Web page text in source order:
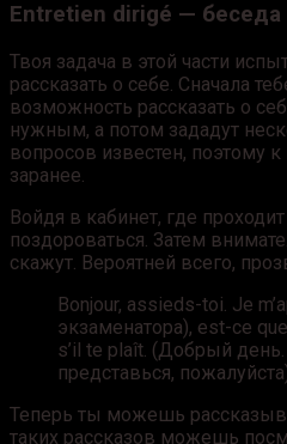
Entretien dirigé — беседа
Твоя задача в этой части
рассказать о себе. Сначала
возможность рассказать о
нужным, а потом зададут
вопросов известен, поэтому
заранее.
Войдя в кабинет, где
поздороваться. Затем
скажут. Вероятней всего,
Bonjour, assieds-toi. Je
экзаменатора), est-ce
s’il te plaît. (Добрый
представься,
Теперь ты можешь
таких рассказов можешь